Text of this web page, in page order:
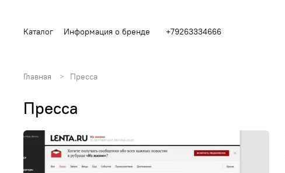
Каталог Информация о бренде +79263334666
Главная Пресса
Пресса